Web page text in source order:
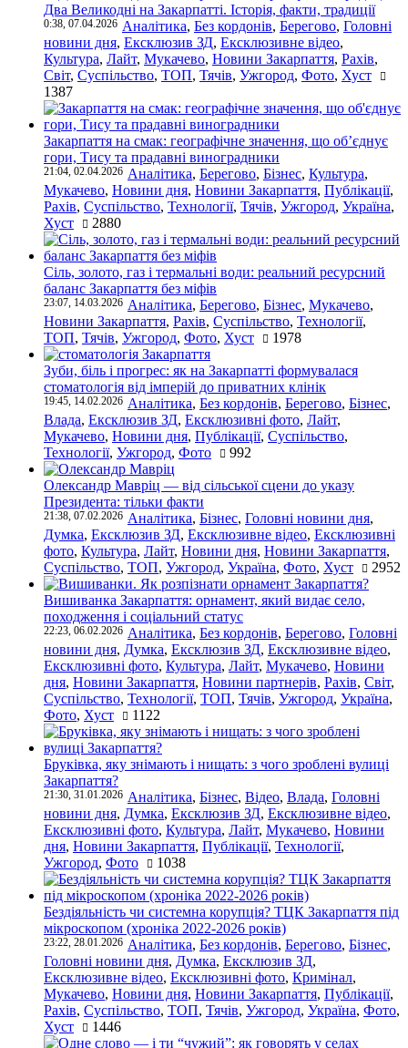
Два Великодні на Закарпатті. Історія, факти, традиції
0:38, 07.04.2026 Аналітика, Без кордонів, Берегово, Головні
новини дня, Ексклюзив ЗД, Ексклюзивне відео,
Культура, Лайт, Мукачево, Новини Закарпаття, Рахів,
Світ, Суспільство, ТОП, Тячів, Ужгород, Фото, Хуст
1387
Закарпаття на смак: географічне значення, що об’єднує
гори, Тису та прадавні виноградники
21:04, 02.04.2026 Аналітика, Берегово, Бізнес, Культура,
Мукачево, Новини дня, Новини Закарпаття, Публікації,
Рахів, Суспільство, Технології, Тячів, Ужгород, Україна,
Хуст
2880
Сіль, золото, газ і термальні води: реальний ресурсний
баланс Закарпаття без міфів
23:07, 14.03.2026 Аналітика, Берегово, Бізнес, Мукачево,
Новини Закарпаття, Рахів, Суспільство, Технології,
ТОП, Тячів, Ужгород, Фото, Хуст 1978
Зуби, біль і прогрес: як на Закарпатті формувалася
стоматологія від імперій до приватних клінік
19:45, 14.02.2026 Аналітика, Без кордонів, Берегово, Бізнес,
Влада, Ексклюзив ЗД, Ексклюзивні фото, Лайт,
Мукачево, Новини дня, Публікації, Суспільство,
Технології, Ужгород, Фото 992
Олександр Мавріц — від сільської сцени до указу
Президента: тільки факти
21:38, 07.02.2026 Аналітика, Бізнес, Головні новини дня,
Думка, Ексклюзив ЗД, Ексклюзивне відео, Ексклюзивні
фото, Культура, Лайт, Новини дня, Новини Закарпаття,
Суспільство, ТОП, Ужгород, Україна, Фото, Хуст 2952
Вишиванка Закарпаття: орнамент, який видає село,
походження і соціальний статус
22:23, 06.02.2026 Аналітика, Без кордонів, Берегово, Головні
новини дня, Думка, Ексклюзив ЗД, Ексклюзивне відео,
Ексклюзивні фото, Культура, Лайт, Мукачево, Новини
дня, Новини Закарпаття, Новини партнерів, Рахів, Світ,
Суспільство, Технології, ТОП, Тячів, Ужгород, Україна,
Фото, Хуст 1122
Бруківка, яку знімають і нищать: з чого зроблені вулиці
Закарпаття?
21:30, 31.01.2026 Аналітика, Бізнес, Відео, Влада, Головні
новини дня, Думка, Ексклюзив ЗД, Ексклюзивне відео,
Ексклюзивні фото, Культура, Лайт, Мукачево, Новини
дня, Новини Закарпаття, Публікації, Технології,
Ужгород, Фото 1038
Бездіяльність чи системна корупція? ТЦК Закарпаття під
мікроскопом (хроніка 2022-2026 років)
23:22, 28.01.2026 Аналітика, Без кордонів, Берегово, Бізнес,
Головні новини дня, Думка, Ексклюзив ЗД,
Ексклюзивне відео, Ексклюзивні фото, Кримінал,
Мукачево, Новини дня, Новини Закарпаття, Публікації,
Рахів, Суспільство, ТОП, Тячів, Ужгород, Україна, Фото,
Хуст
1446